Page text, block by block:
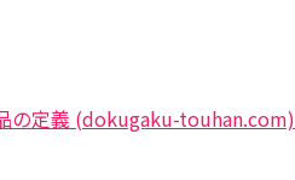
の定義 (dokugaku-touhan.com)